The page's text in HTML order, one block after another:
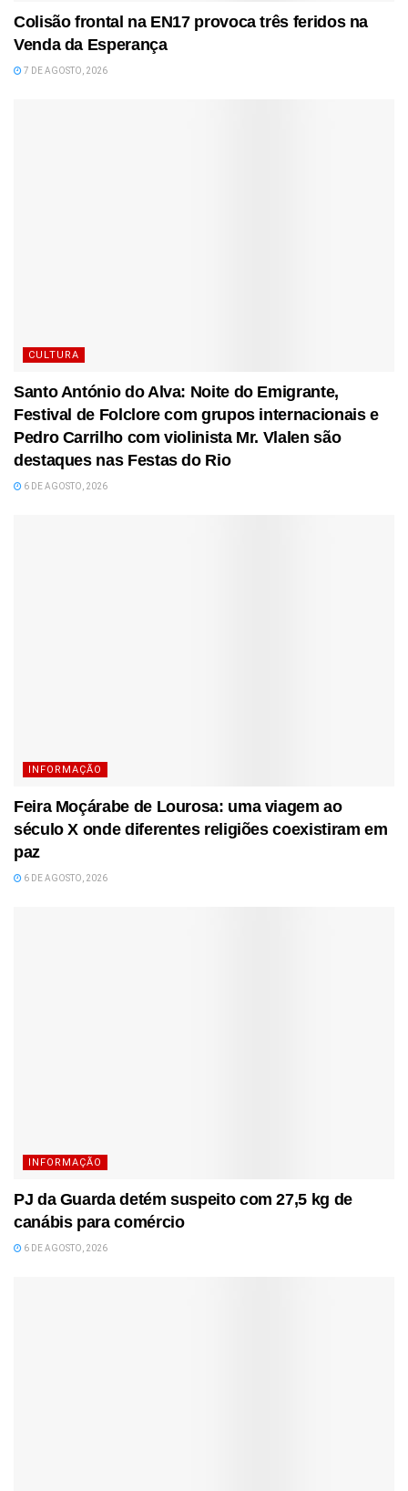
Colisão frontal na EN17 provoca três feridos na
Venda da Esperança
7 DE AGOSTO, 2026
CULTURA
Santo António do Alva: Noite do Emigrante,
Festival de Folclore com grupos internacionais e
Pedro Carrilho com violinista Mr. Vlalen são
destaques nas Festas do Rio
6 DE AGOSTO, 2026
INFORMAÇÃO
Feira Moçárabe de Lourosa: uma viagem ao
século X onde diferentes religiões coexistiram em
paz
6 DE AGOSTO, 2026
INFORMAÇÃO
PJ da Guarda detém suspeito com 27,5 kg de
canábis para comércio
6 DE AGOSTO, 2026